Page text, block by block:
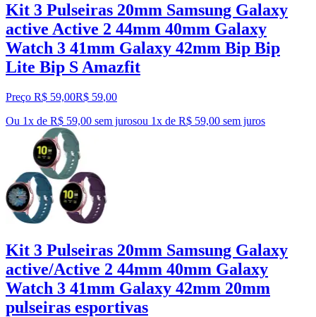
Kit 3 Pulseiras 20mm Samsung Galaxy
active Active 2 44mm 40mm Galaxy
Watch 3 41mm Galaxy 42mm Bip Bip
Lite Bip S Amazfit
Preço R$ 59,00R$ 59,00
Ou 1x de R$ 59,00 sem jurosou 1x de R$ 59,00 sem juros
Kit 3 Pulseiras 20mm Samsung Galaxy
active/Active 2 44mm 40mm Galaxy
Watch 3 41mm Galaxy 42mm 20mm
pulseiras esportivas